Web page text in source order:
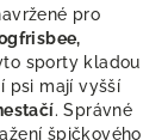
pro
sporty kladou
psi mají vyšší
. Správné
špičkového